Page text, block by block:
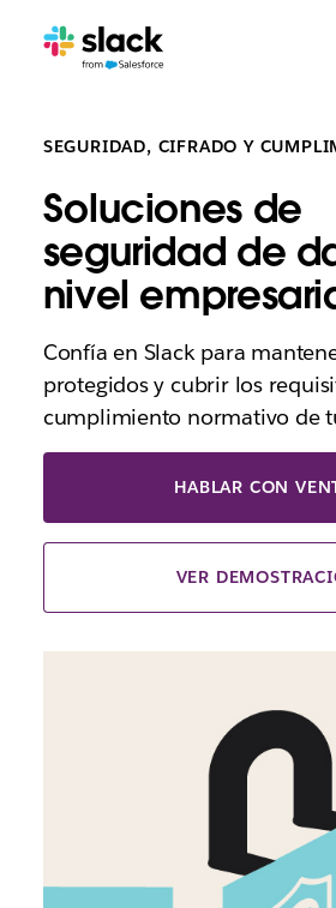
SEGURIDAD, CIFRADO Y
Soluciones de
seguridad de
nivel
Confía en Slack para
protegidos y cubrir los
cumplimiento normativo de
HABLAR CON
VER